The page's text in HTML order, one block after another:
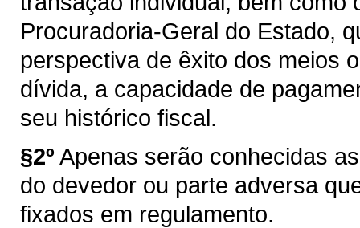
Procuradoria-Geral do Estado,
perspectiva de êxito dos meios
dívida, a capacidade de
seu histórico fiscal.
§2º Apenas serão conhecidas
do devedor ou parte adversa
fixados em regulamento.